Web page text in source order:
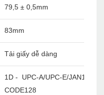
79,5 ± 0,5mm
83mm
Tải giấy dễ dàng
1D - UPC-A/UPC-E/
CODE128